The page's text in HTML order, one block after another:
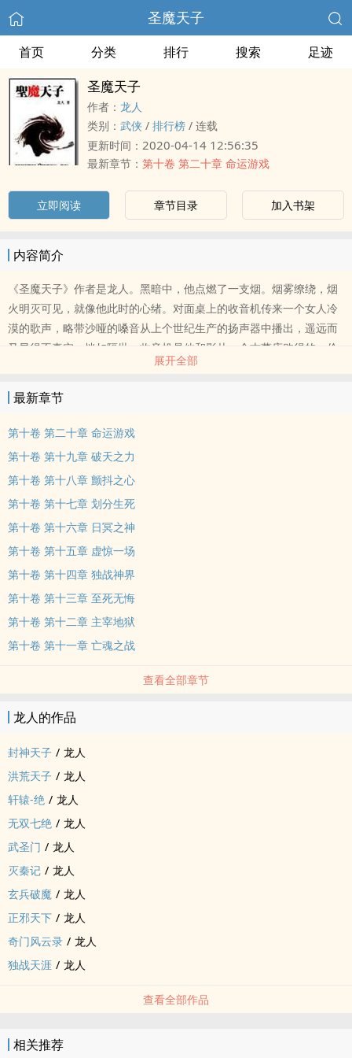
圣魔天子
首页 分类 排行 搜索 足迹
圣魔天子
作者： 龙人
类别： 武侠 / 排行榜 / 连载
更新时间： 2020-04-14 12:56:35
最新章节： 第十卷 第二十章 命运游戏
立即阅读 章节目录 加入书架
内容简介
《圣魔天子》作者是龙人。黑暗中，他点燃了一支烟。烟雾缭绕，烟
火明灭可见，就像他此时的心绪。对面桌上的收音机传来一个女人冷
漠的歌声，略带沙哑的嗓音从上个世纪生产的扬声器中播出，遥远而
又显得不真实，恍如隔世。收音机是他和影从一个古董店购得的，价
值八百美金。虽然所付出的价值不能与收音机所拥有的价值划上等
让他又想起了影。影说，听到这个女人冷漠的声音从上个世纪生产的
扬声器中播出，仿佛就像闻到他的心所散发出来的味道。
展开全部
最新章节
第十卷 第二十章 命运游戏
第十卷 第十九章 破天之力
第十卷 第十八章 颤抖之心
第十卷 第十七章 划分生死
第十卷 第十六章 日冥之神
第十卷 第十五章 虚惊一场
第十卷 第十四章 独战神界
第十卷 第十三章 至死无悔
第十卷 第十二章 主宰地狱
第十卷 第十一章 亡魂之战
查看全部章节
龙人的作品
封神天子 / 龙人
洪荒天子 / 龙人
轩辕-绝 / 龙人
无双七绝 / 龙人
武圣门 / 龙人
灭秦记 / 龙人
玄兵破魔 / 龙人
正邪天下 / 龙人
奇门风云录 / 龙人
独战天涯 / 龙人
查看全部作品
相关推荐